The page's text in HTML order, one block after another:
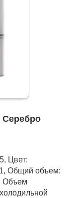
Серебро
Цвет:
1, Общий объем:
Объем